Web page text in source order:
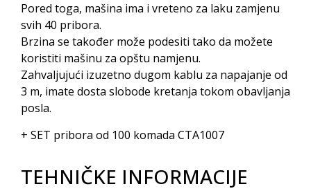
Pored toga, mašina ima i vreteno za laku zamjenu
svih 40 pribora.
Brzina se također može podesiti tako da možete
koristiti mašinu za opštu namjenu.
Zahvaljujući izuzetno dugom kablu za napajanje od
3 m, imate dosta slobode kretanja tokom obavljanja
posla.
+ SET pribora od 100 komada CTA1007
TEHNIČKE INFORMACIJE